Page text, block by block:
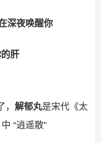
深夜唤醒你
肝
解郁丸是宋代《太
“逍遥散”